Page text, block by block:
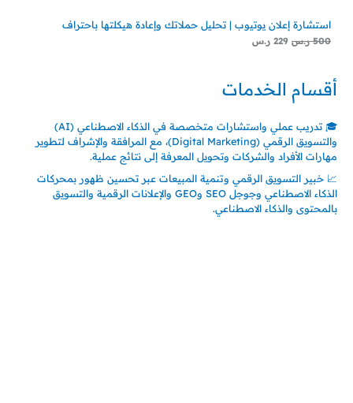
استشارة إعلان يوتيوب | تحليل حملاتك وإعادة هيكلتها باحتراف
500 ر.س 229 ر.س
أقسام الخدمات
🎓 تدريب عملي واستشارات متخصصة في الذكاء الاصطناعي (AI)
والتسويق الرقمي (Digital Marketing)، مع المرافقة والإشراف لتطوير
مهارات الأفراد والشركات وتحويل المعرفة إلى نتائج عملية.
📈 خبير التسويق الرقمي وتنمية المبيعات عبر تحسين ظهور بمحركات
الذكاء الاصطناعي وجوجل SEO وGEO والإعلانات الرقمية والتسويق
بالمحتوى والذكاء الاصطناعي.